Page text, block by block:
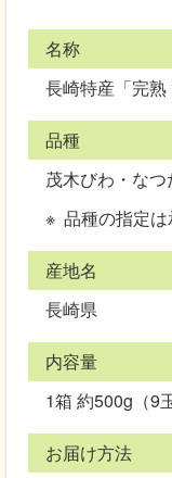
名称
長崎特産「完熟
品種
茂木びわ・な
品種の指定は
産地名
長崎県
内容量
1箱 約500g（9
お届け方法